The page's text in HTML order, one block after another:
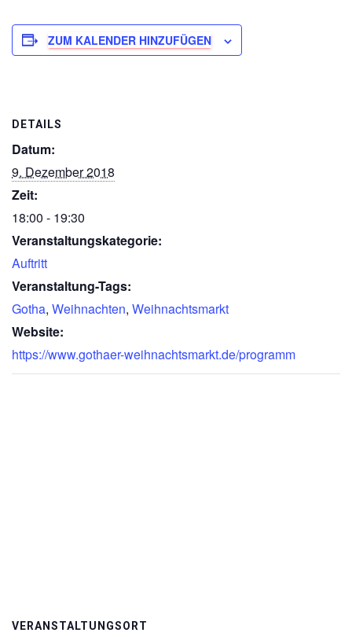
ZUM KALENDER HINZUFÜGEN
DETAILS
Datum:
9. Dezember 2018
Zeit:
18:00 - 19:30
Veranstaltungskategorie:
Auftritt
Veranstaltung-Tags:
Gotha, Weihnachten, Weihnachtsmarkt
Website:
https://www.gothaer-weihnachtsmarkt.de/programm
VERANSTALTUNGSORT